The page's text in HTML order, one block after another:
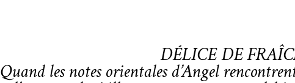
DÉLICE DE
Quand les notes orientales d’Angel